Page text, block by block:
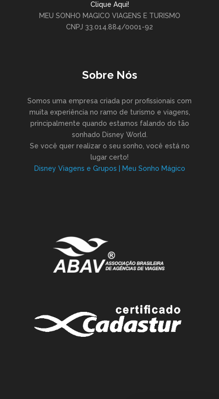
Clique Aqui!
MEU SONHO MAGICO VIAGENS E TURISMO
CNPJ 33.014.884/0001-92
Sobre Nós
Somos uma empresa criada por profissionais com
muita experiência no ramo de turismo e viagens,
principalmente quando estamos falando do tão
sonhado Disney World.
Se você quer realizar o seu sonho, você está no
lugar certo!
Disney Viagens e Grupos | Meu Sonho Mágico